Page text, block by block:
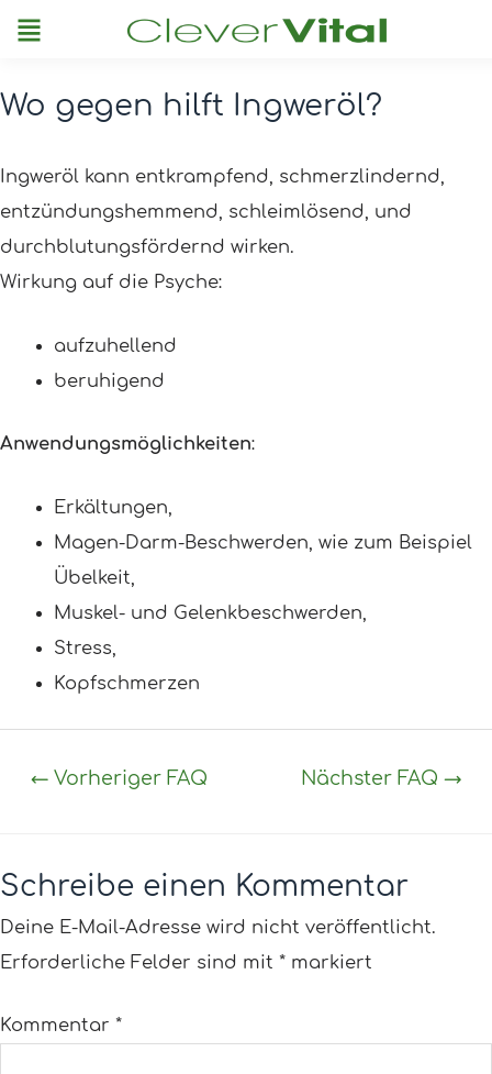
Menu
Wo gegen hilft Ingweröl?
Ingweröl kann entkrampfend, schmerzlindernd,
entzündungshemmend, schleimlösend, und
durchblutungsfördernd wirken.
Wirkung auf die Psyche:
aufzuhellend
beruhigend
Anwendungsmöglichkeiten:
Erkältungen,
Magen-Darm-Beschwerden, wie zum Beispiel
Übelkeit,
Muskel- und Gelenkbeschwerden,
Stress,
Kopfschmerzen
Post
← Vorheriger FAQ Nächster FAQ →
Schreibe einen Kommentar
Deine E-Mail-Adresse wird nicht veröffentlicht.
Erforderliche Felder sind mit * markiert
Kommentar *